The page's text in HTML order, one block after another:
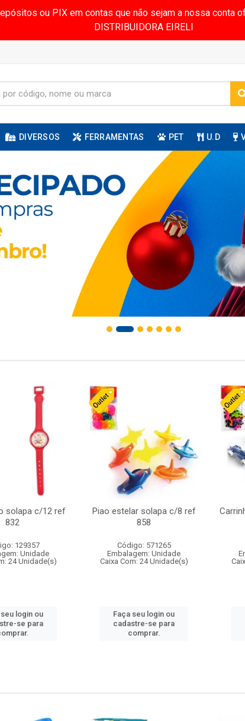
ou PIX em contas que não sejam a nossa conta
DISTRIBUIDORA EIRELI
DIVERSOS FERRAMENTAS PET U.D
solapa c/12 ref
832
129357
Unidade
24 Unidade(s)
login ou
se para
Piao estelar solapa c/8 ref
858
Código: 571265
Embalagem: Unidade
Caixa Com: 24 Unidade(s)
Faça seu login ou
cadastre-se para
comprar.